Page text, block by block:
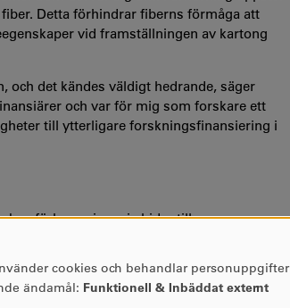
Detta förhindrar fiberns förmåga att
vid framställningen av kartong
, och det kändes väldigt hedrande, säger
och var för mig som forskare ett
till ytterligare forskningsfinansiering i
kan förhoppningsvis bidra till nya
och förbättrade
fem till sju gånger kommer kunna
cookies och behandlar personuppgifter
ändamål: Funktionell & Inbäddat externt